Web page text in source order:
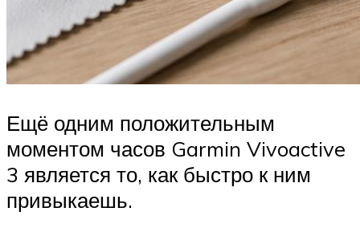
Ещё одним положительным
моментом часов Garmin Vivoactive
3 является то, как быстро к ним
привыкаешь.